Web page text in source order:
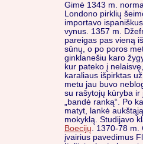
Gimė 1343 m.
Londono pirklių
importavo
vynus. 1357 m.
pareigas pas vieną
sūnų, o po poros
ginklanešiu karo
kur pateko į
karaliaus išpirktas
metu jau buvo
su rašytojų kūryba ir
„bandė ranką“. Po
matyt, lankė
mokyklą. Studijavo
Boecijų. 1370-78 m.
įvairius pavedimus